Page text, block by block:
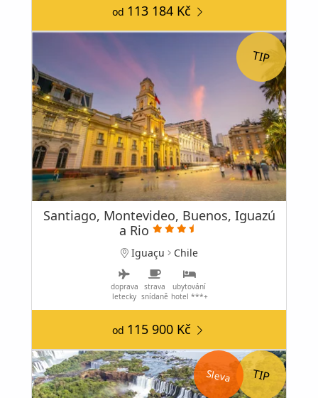
od 113 184 Kč
Santiago, Montevideo, Buenos, Iguazú
a Rio
Iguaçu Chile
doprava
letecky
strava
snídaně
ubytování
hotel ***+
od 115 900 Kč
Sleva